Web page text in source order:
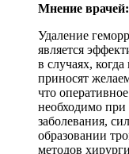
Мнение врачей:
Удаление
является
в случаях,
приносят
что
необходимо
заболевания,
образовании
методов